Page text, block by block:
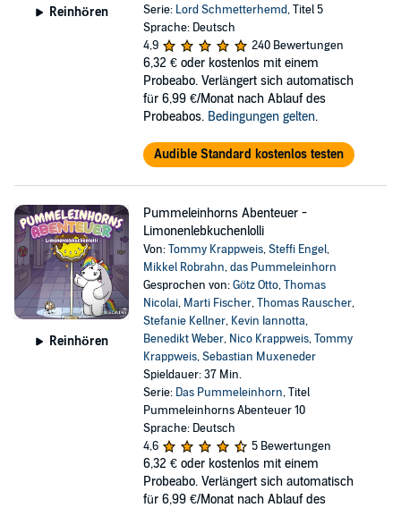
Reinhören
Serie: Lord Schmetterhemd, Titel 5
Sprache: Deutsch
4,9
240 Bewertungen
6,32 € oder kostenlos mit einem
Probeabo. Verlängert sich automatisch
für 6,99 €/Monat nach Ablauf des
Probeabos. Bedingungen gelten.
Audible Standard kostenlos testen
Reinhören
Pummeleinhorns Abenteuer -
Limonenlebkuchenlolli
Von:Tommy Krappweis,Steffi Engel,
Mikkel Robrahn,das Pummeleinhorn
Gesprochen von:Götz Otto,Thomas
Nicolai, Marti Fischer,Thomas Rauscher,
Stefanie Kellner, Kevin Iannotta,
Benedikt Weber, Nico Krappweis,Tommy
Krappweis,Sebastian Muxeneder
Spieldauer: 37 Min.
Serie: Das Pummeleinhorn, Titel
Pummeleinhorns Abenteuer 10
Sprache: Deutsch
4,6
5 Bewertungen
6,32 € oder kostenlos mit einem
Probeabo. Verlängert sich automatisch
für 6,99 €/Monat nach Ablauf des